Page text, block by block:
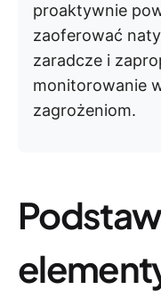
proaktywnie
zaoferować
zaradcze i
monitorowanie
zagrożeniom.